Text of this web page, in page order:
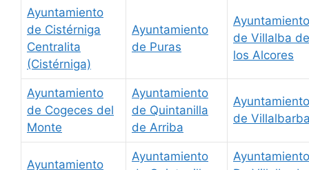
Ayuntamiento
de Cistérniga
Centralita
(Cistérniga)
Ayuntamiento
de Puras
Ayuntamiento
de Villalba de
los Alcores
Ayuntamiento
de Cogeces del
Monte
Ayuntamiento
de Quintanilla
de Arriba
Ayuntamiento
de
Ayuntamiento
Ayuntamiento
Ayuntamiento